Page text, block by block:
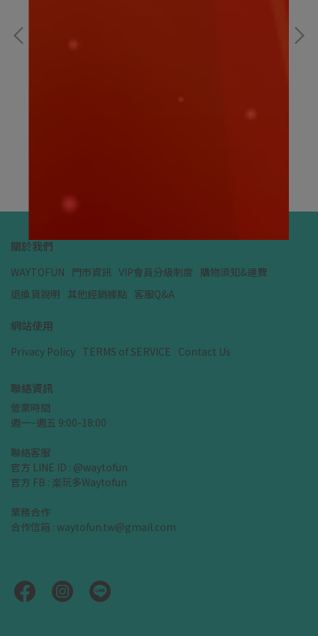
迪士尼｜大頭小身系列 火腿豬坐姿15CM｜迪士
關於我們
WAYTOFUN 門市資訊 VIP會員分級制度 購物須知&運費
退換貨說明 其他經銷據點 客服Q&A
網站使用
Privacy Policy TERMS of SERVICE Contact Us
聯絡資訊
營業時間
週一~週五 9:00-18:00
聯絡客服
官方 LINE ID : @waytofun
官方 FB : 楽玩多Waytofun
業務合作
合作信箱 : waytofun.tw@gmail.com